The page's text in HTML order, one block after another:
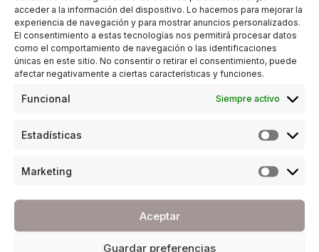
acceder a la información del dispositivo. Lo hacemos para mejorar la
experiencia de navegación y para mostrar anuncios personalizados.
El consentimiento a estas tecnologías nos permitirá procesar datos
como el comportamiento de navegación o las identificaciones
únicas en este sitio. No consentir o retirar el consentimiento, puede
afectar negativamente a ciertas características y funciones.
Funcional Siempre activo
Estadísticas
Marketing
Aceptar
Guardar preferencias
solidaria de la AECC
28/04/2020
2 MINUTOS DE LECTURA